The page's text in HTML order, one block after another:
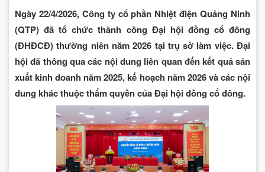
Ngày 22/4/2026, Công ty cổ phần Nhiệt điện Quảng Ninh
(QTP) đã tổ chức thành công Đại hội đồng cổ đông
(ĐHĐCĐ) thường niên năm 2026 tại trụ sở làm việc. Đại
hội đã thông qua các nội dung liên quan đến kết quả sản
xuất kinh doanh năm 2025, kế hoạch năm 2026 và các nội
dung khác thuộc thẩm quyền của Đại hội đồng cổ đông.